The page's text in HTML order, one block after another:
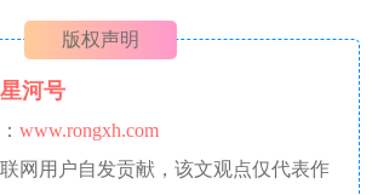
版权声明
星河号
www.rongxh.com
网用户自发贡献，该文观点仅代表作